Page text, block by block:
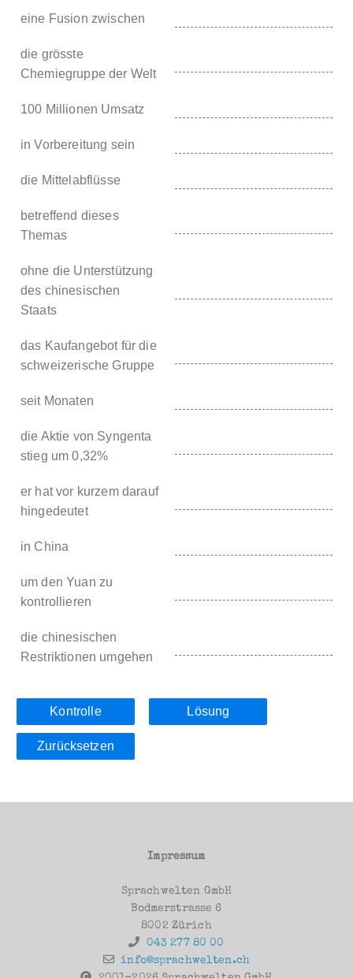
eine Fusion zwischen
die grösste
Chemiegruppe der Welt
100 Millionen Umsatz
in Vorbereitung sein
die Mittelabflüsse
betreffend dieses
Themas
ohne die Unterstützung
des chinesischen
Staats
das Kaufangebot für die
schweizerische Gruppe
seit Monaten
die Aktie von Syngenta
stieg um 0,32%
er hat vor kurzem darauf
hingedeutet
in China
um den Yuan zu
kontrollieren
die chinesischen
Restriktionen umgehen
Kontrolle Lösung
Zurücksetzen
Impressum
Sprachwelten GmbH
Bodmerstrasse 6
8002 Zürich
043 277 80 00
info@sprachwelten.ch